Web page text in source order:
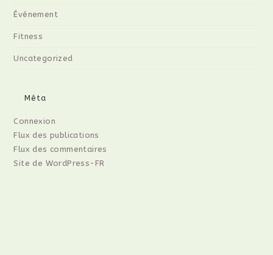
Événement
Fitness
Uncategorized
Méta
Connexion
Flux des publications
Flux des commentaires
Site de WordPress-FR